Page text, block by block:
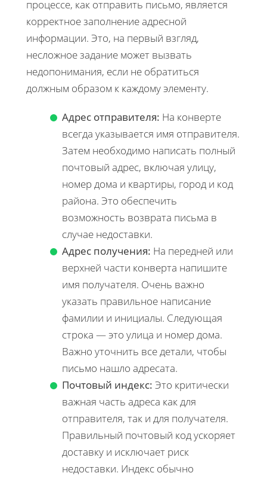
процессе, как отправить письмо, является
корректное заполнение адресной
информации. Это, на первый взгляд,
несложное задание может вызвать
недопонимания, если не обратиться
должным образом к каждому элементу.
Адрес отправителя: На конверте
всегда указывается имя отправителя.
Затем необходимо написать полный
почтовый адрес, включая улицу,
номер дома и квартиры, город и код
района. Это обеспечить
возможность возврата письма в
случае недоставки.
Адрес получения: На передней или
верхней части конверта напишите
имя получателя. Очень важно
указать правильное написание
фамилии и инициалы. Следующая
строка — это улица и номер дома.
Важно уточнить все детали, чтобы
письмо нашло адресата.
Почтовый индекс: Это критически
важная часть адреса как для
отправителя, так и для получателя.
Правильный почтовый код ускоряет
доставку и исключает риск
недоставки. Индекс обычно